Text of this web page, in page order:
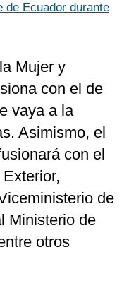
de Ecuador durante
Mujer y
con el de
vaya a la
Asimismo, el
con el
de
Ministerio de
otros